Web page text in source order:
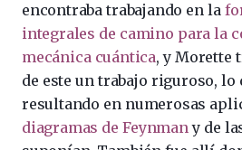
encontraba trabajando en la
integrales de camino para la
mecánica cuántica, y Morette
de este un trabajo riguroso, lo
resultando en numerosas
diagramas de Feynmany de